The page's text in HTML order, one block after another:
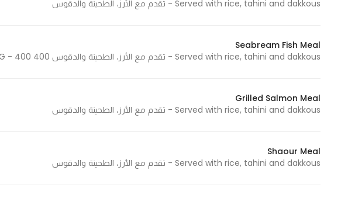
Served with rice, tahini and dakkous - تقدم مع الأرز، الطحينة والدقوس
Seabream Fish Meal
Served with rice, tahini and dakkous - تقدم مع الأرز، الطحينة والدقوس 400 G - 400 جرام
Grilled Salmon Meal
Served with rice, tahini and dakkous - تقدم مع الأرز، الطحينة والدقوس
Shaour Meal
Served with rice, tahini and dakkous - تقدم مع الأرز، الطحينة والدقوس
possible
refuse
these
functionality
from the
website.